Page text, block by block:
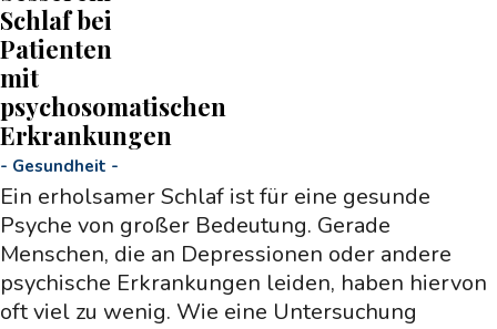
Schlaf bei
Patienten
mit
psychosomatischen
Erkrankungen
- Gesundheit -
Ein erholsamer Schlaf ist für eine gesunde
Psyche von großer Bedeutung. Gerade
Menschen, die an Depressionen oder andere
psychische Erkrankungen leiden, haben hiervon
oft viel zu wenig. Wie eine Untersuchung